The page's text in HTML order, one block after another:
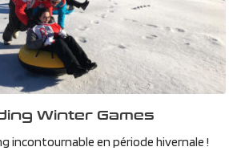
Winter Games
incontournable en période hivernale !